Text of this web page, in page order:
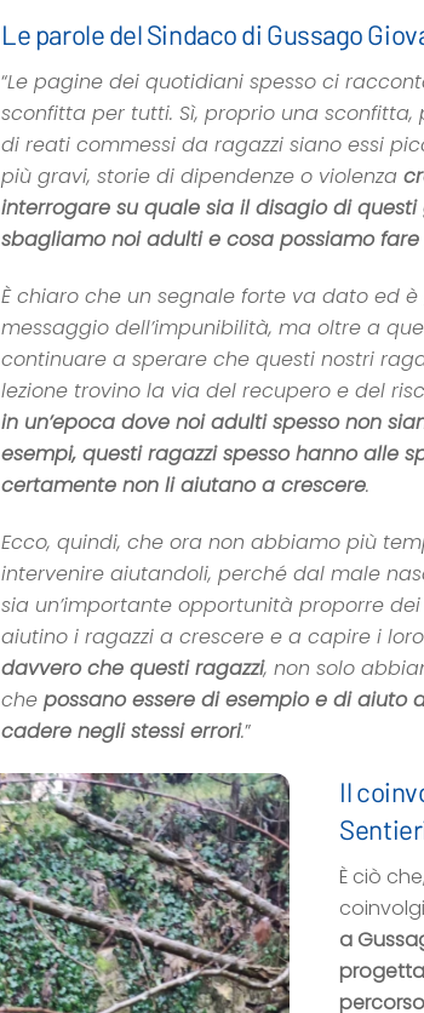
Le parole del Sindaco di Gussago
“Le pagine dei quotidiani spesso ci
sconfitta per tutti. Sì, proprio una
di reati commessi da ragazzi siano essi
più gravi, storie di dipendenze o violenza
interrogare su quale sia il disagio di questi
sbagliamo noi adulti e cosa possiamo
È chiaro che un segnale forte va dato ed
messaggio dell’impunibilità, ma oltre a
continuare a sperare che questi nostri
lezione trovino la via del recupero e del
in un’epoca dove noi adulti spesso non
esempi, questi ragazzi spesso hanno alle
certamente non li aiutano a crescere.
Ecco, quindi, che ora non abbiamo più
intervenire aiutandoli, perché dal male
sia un’importante opportunità proporre
aiutino i ragazzi a crescere e a capire i
davvero che questi ragazzi, non solo
chepossano essere di esempio e di aiuto
cadere negli stessi errori.”
Il
È ciò
a